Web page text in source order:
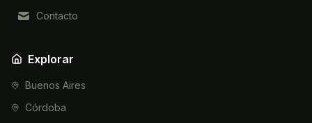
Contacto
Explorar
Buenos Aires
Córdoba